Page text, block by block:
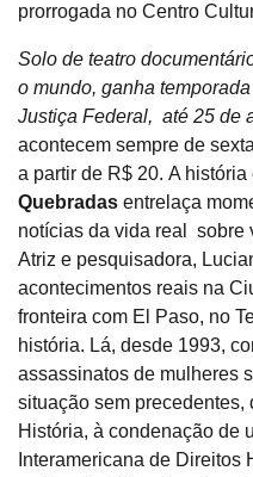
prorrogada no Centro
Solo de teatro
o mundo, ganha
Justiça Federal, até 25 de
acontecem sempre de
a partir de R$ 20. A história
Quebradas entrelaça
notícias da vida real sobre
Atriz e pesquisadora,
acontecimentos reais na
fronteira com El Paso, no
história. Lá, desde 1993,
assassinatos de mulheres
situação sem precedentes,
História, à condenação de
Interamericana de Direitos